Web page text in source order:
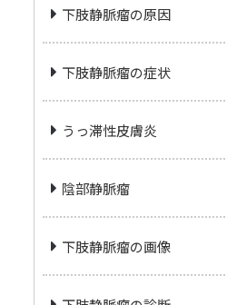
下肢静脈瘤の原因
下肢静脈瘤の症状
うっ滞性皮膚炎
陰部静脈瘤
下肢静脈瘤の画像